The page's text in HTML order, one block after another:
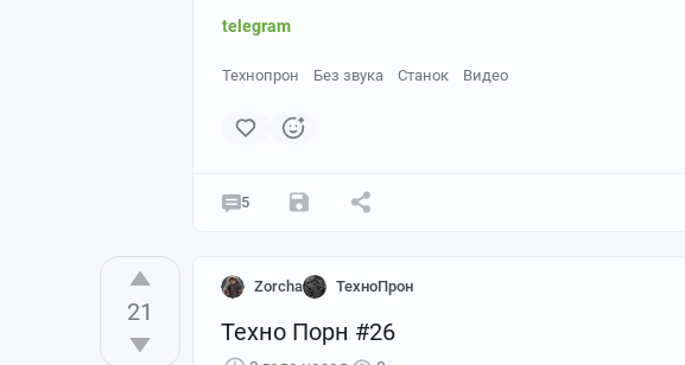
telegram
Технопрон Без звука Станок Видео
5
21
Zorcha ТехноПрон
Техно Порн #26